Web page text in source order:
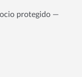
protegido —